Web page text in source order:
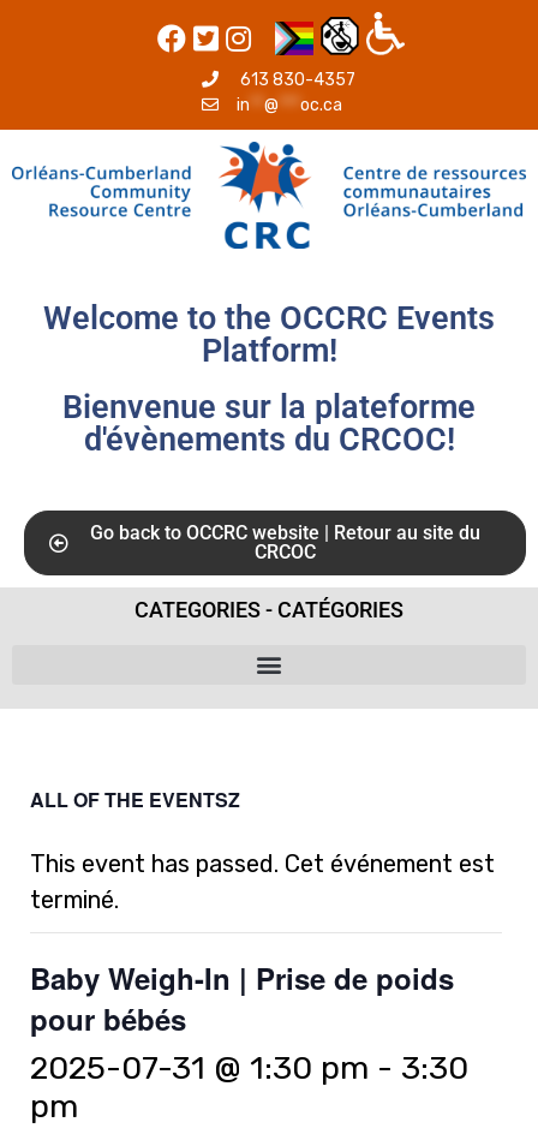
613 830-4357
in ** @***oc.ca
Welcome to the OCCRC Events
Platform!
Bienvenue sur la plateforme
d'évènements du CRCOC!
Go back to OCCRC website | Retour au site du
CRCOC
CATEGORIES - CATÉGORIES
ALL OF THE EVENTSZ
This event has passed. Cet événement est
terminé.
Baby Weigh-In | Prise de poids
pour bébés
2025-07-31 @ 1:30 pm - 3:30
pm